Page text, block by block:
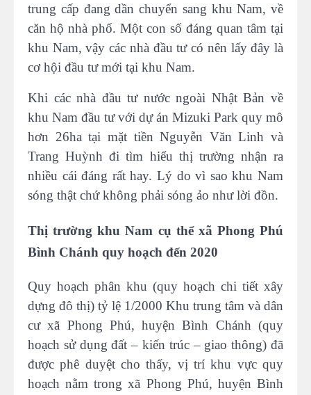
trung cấp đang dần chuyển sang khu Nam, về
căn hộ nhà phố. Một con số đáng quan tâm tại
khu Nam, vậy các nhà đầu tư có nên lấy đây là
cơ hội đầu tư mới tại khu Nam.
Khi các nhà đầu tư nước ngoài Nhật Bản về
khu Nam đầu tư với dự án Mizuki Park quy mô
hơn 26ha tại mặt tiền Nguyễn Văn Linh và
Trang Huỳnh đi tìm hiểu thị trường nhận ra
nhiều cái đáng rất hay. Lý do vì sao khu Nam
sóng thật chứ không phải sóng ảo như lời đồn.
Thị trường khu Nam cụ thể xã Phong Phú
Bình Chánh quy hoạch đến 2020
Quy hoạch phân khu (quy hoạch chi tiết xây
dựng đô thị) tỷ lệ 1/2000 Khu trung tâm và dân
cư xã Phong Phú, huyện Bình Chánh (quy
hoạch sử dụng đất – kiến trúc – giao thông) đã
được phê duyệt cho thấy, vị trí khu vực quy
hoạch nằm trong xã Phong Phú, huyện Bình